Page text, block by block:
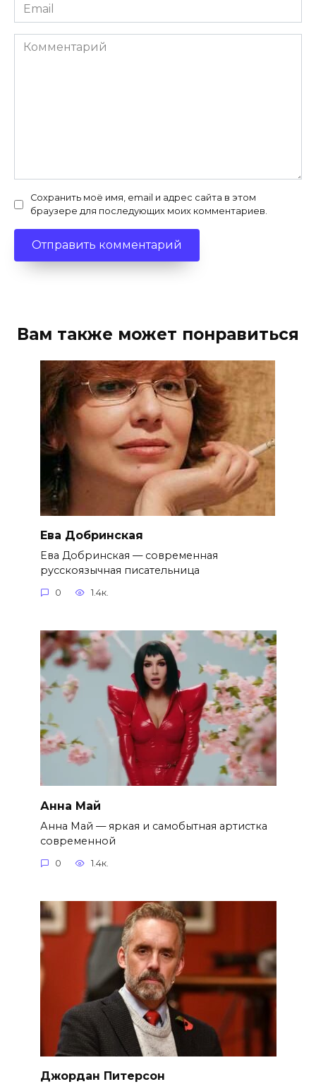
Email
*
Комментарий
Сохранить моё имя, email и адрес сайта в этом
браузере для последующих моих комментариев.
Вам также может понравиться
Ева Добринская
Ева Добринская — современная
русскоязычная писательница
0 1.4к.
Анна Май
Анна Май — яркая и самобытная артистка
современной
0 1.4к.
Джордан Питерсон